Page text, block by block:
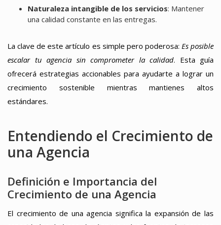
Naturaleza intangible de los servicios: Mantener
una calidad constante en las entregas.
La clave de este artículo es simple pero poderosa: Es posible
escalar tu agencia sin comprometer la calidad. Esta guía
ofrecerá estrategias accionables para ayudarte a lograr un
crecimiento sostenible mientras mantienes altos
estándares.
Entendiendo el Crecimiento de
una Agencia
Definición e Importancia del
Crecimiento de una Agencia
El crecimiento de una agencia significa la expansión de las